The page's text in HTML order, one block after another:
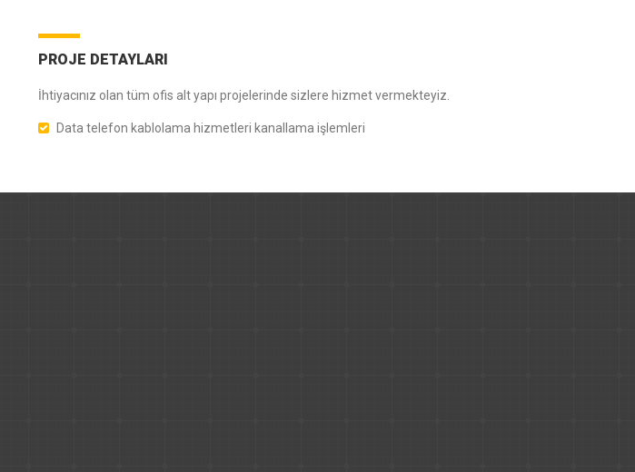
PROJE DETAYLARI
İhtiyacınız olan tüm ofis alt yapı projelerinde sizlere hizmet vermekteyiz.
Data telefon kablolama hizmetleri kanallama işlemleri